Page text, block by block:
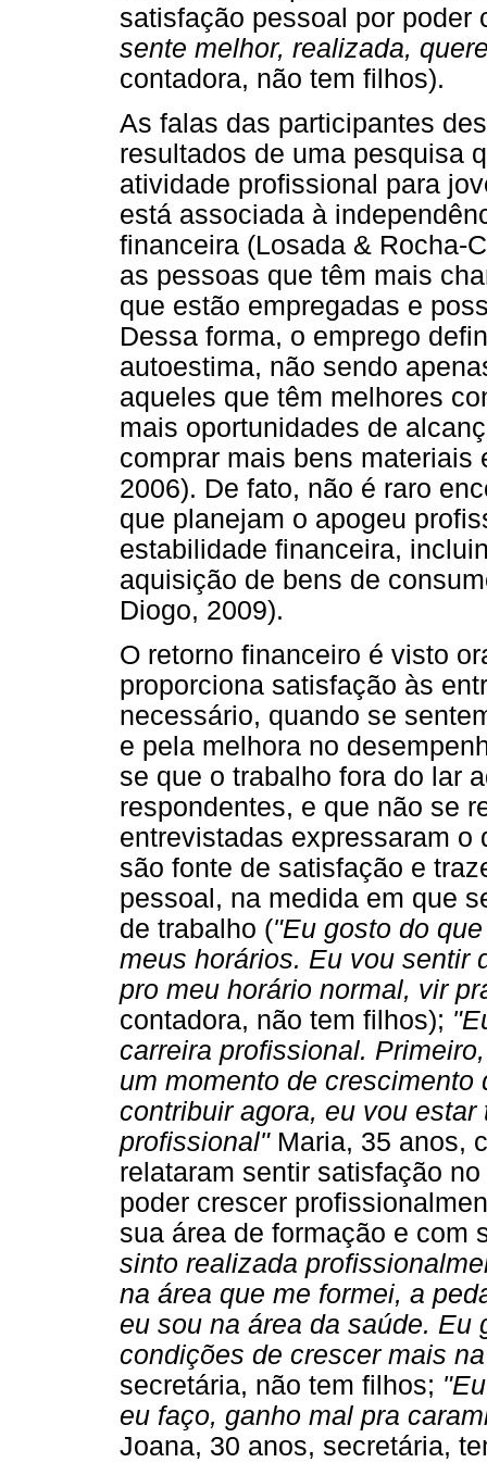
satisfação pessoal por poder
sente melhor, realizada,
contadora, não tem filhos).
As falas das participantes
resultados de uma pesquisa
atividade profissional para
está associada à
financeira (Losada & Rocha-
as pessoas que têm mais
que estão empregadas e
Dessa forma, o emprego
autoestima, não sendo
aqueles que têm melhores
mais oportunidades de
comprar mais bens
2006). De fato, não é raro
que planejam o apogeu
estabilidade financeira,
aquisição de bens de
Diogo, 2009).
O retorno financeiro é visto
proporciona satisfação às
necessário, quando se
e pela melhora no
se que o trabalho fora do lar
respondentes, e que não se
entrevistadas expressaram
são fonte de satisfação e
pessoal, na medida em que
de trabalho ("Eu gosto do
meus horários. Eu vou sentir
pro meu horário normal, vir
contadora, não tem filhos);
carreira profissional.
um momento de
contribuir agora, eu vou
profissional"Maria, 35 anos,
relataram sentir satisfação
poder crescer
sua área de formação e com
sinto realizada
na área que me formei, a
eu sou na área da saúde. Eu
condições de crescer mais
secretária, não tem filhos;
eu faço, ganho mal pra
Joana, 30 anos, secretária,